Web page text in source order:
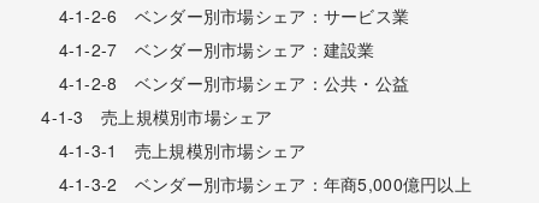
4-1-2-6 ベンダー別市場シェア：サービス業
4-1-2-7 ベンダー別市場シェア：建設業
4-1-2-8 ベンダー別市場シェア：公共・公益
4-1-3 売上規模別市場シェア
4-1-3-1 売上規模別市場シェア
4-1-3-2 ベンダー別市場シェア：年商5,000億円以上